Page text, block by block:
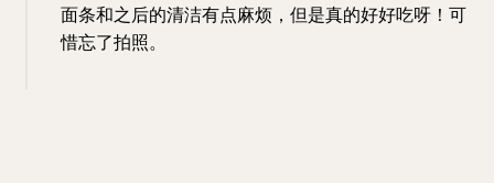
面条和之后的清洁有点麻烦，但是真的好好吃呀！可
惜忘了拍照。